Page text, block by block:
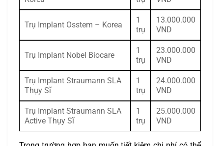
Trụ Implant Osstem – Korea
1
trụ
13.000.000
VND
Trụ Implant Nobel Biocare
1
trụ
23.000.000
VND
Trụ Implant Straumann SLA
Thụy Sĩ
1
trụ
24.000.000
VND
Trụ Implant Straumann SLA
Active Thụy Sĩ
1
trụ
25.000.000
VND